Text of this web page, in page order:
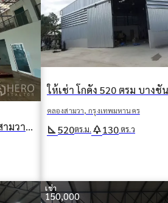
ให้เช่า โกดัง 450 ตรม บางชัน คลองสามวา กรุงเทพมหานคร
คลองสามวา, กรุงเทพมหานคร
square_foot520ตร.ม. park130 ตร.ว
เช่า
150,000